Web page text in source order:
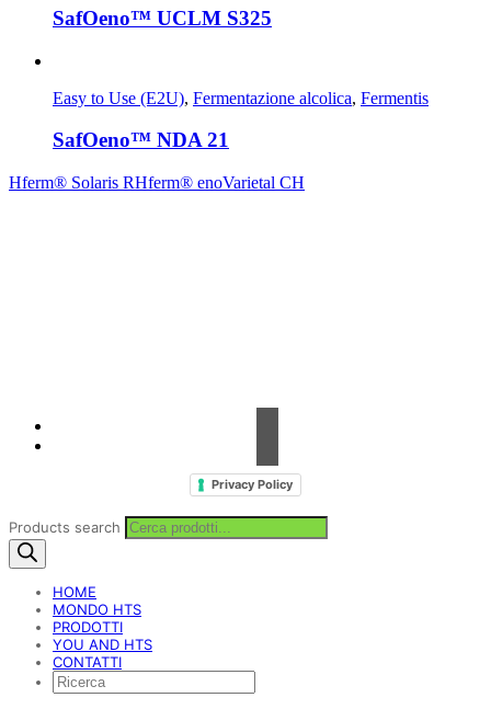
SafOeno™ UCLM S325
Easy to Use (E2U), Fermentazione alcolica, Fermentis
SafOeno™ NDA 21
Hferm® Solaris RHferm® enoVarietal CH
Privacy Policy
Products search
HOME
MONDO HTS
PRODOTTI
YOU AND HTS
CONTATTI